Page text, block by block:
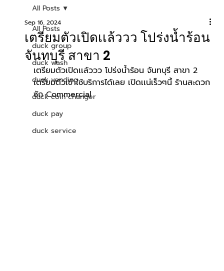
All Posts
duck group
duck wash
duck vending
duck coin changer
duck pay
duck service
All Posts
เตรียมตัวเปิดเเล้ววว โปร่งน้ำร้อน
จันทบุรี สาขา 2
Sep 16, 2024
เตรียมตัวเปิดเเล้ววว โปร่งน้ำร้อน จันทบุรี สาขา 2
เตรียมตัวเข้าใช้บริการได้เลย เปิดเเน่เร็วๆนี้ ร้านสะดวก
ซัก Commercial